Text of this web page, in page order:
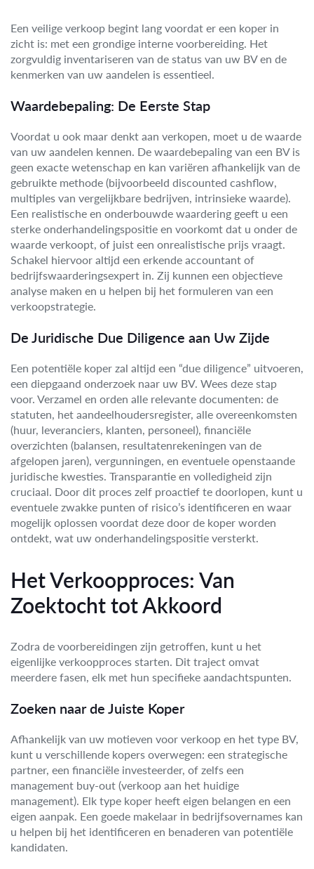
Een veilige verkoop begint lang voordat er een koper in
zicht is: met een grondige interne voorbereiding. Het
zorgvuldig inventariseren van de status van uw BV en de
kenmerken van uw aandelen is essentieel.
Waardebepaling: De Eerste Stap
Voordat u ook maar denkt aan verkopen, moet u de waarde
van uw aandelen kennen. De waardebepaling van een BV is
geen exacte wetenschap en kan variëren afhankelijk van de
gebruikte methode (bijvoorbeeld discounted cashflow,
multiples van vergelijkbare bedrijven, intrinsieke waarde).
Een realistische en onderbouwde waardering geeft u een
sterke onderhandelingspositie en voorkomt dat u onder de
waarde verkoopt, of juist een onrealistische prijs vraagt.
Schakel hiervoor altijd een erkende accountant of
bedrijfswaarderingsexpert in. Zij kunnen een objectieve
analyse maken en u helpen bij het formuleren van een
verkoopstrategie.
De Juridische Due Diligence aan Uw Zijde
Een potentiële koper zal altijd een “due diligence” uitvoeren,
een diepgaand onderzoek naar uw BV. Wees deze stap
voor. Verzamel en orden alle relevante documenten: de
statuten, het aandeelhoudersregister, alle overeenkomsten
(huur, leveranciers, klanten, personeel), financiële
overzichten (balansen, resultatenrekeningen van de
afgelopen jaren), vergunningen, en eventuele openstaande
juridische kwesties. Transparantie en volledigheid zijn
cruciaal. Door dit proces zelf proactief te doorlopen, kunt u
eventuele zwakke punten of risico’s identificeren en waar
mogelijk oplossen voordat deze door de koper worden
ontdekt, wat uw onderhandelingspositie versterkt.
Het Verkoopproces: Van
Zoektocht tot Akkoord
Zodra de voorbereidingen zijn getroffen, kunt u het
eigenlijke verkoopproces starten. Dit traject omvat
meerdere fasen, elk met hun specifieke aandachtspunten.
Zoeken naar de Juiste Koper
Afhankelijk van uw motieven voor verkoop en het type BV,
kunt u verschillende kopers overwegen: een strategische
partner, een financiële investeerder, of zelfs een
management buy-out (verkoop aan het huidige
management). Elk type koper heeft eigen belangen en een
eigen aanpak. Een goede makelaar in bedrijfsovernames kan
u helpen bij het identificeren en benaderen van potentiële
kandidaten.